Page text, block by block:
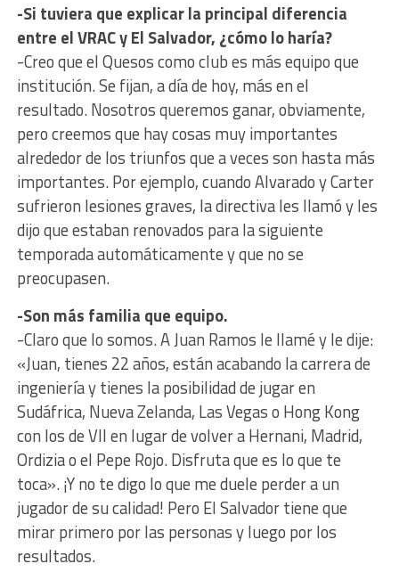
-Si tuviera que explicar la principal diferencia
entre el VRAC y El Salvador, ¿cómo lo haría?
-Creo que el Quesos como club es más equipo que
institución. Se fijan, a día de hoy, más en el
resultado. Nosotros queremos ganar, obviamente,
pero creemos que hay cosas muy importantes
alrededor de los triunfos que a veces son hasta más
importantes. Por ejemplo, cuando Alvarado y Carter
sufrieron lesiones graves, la directiva les llamó y les
dijo que estaban renovados para la siguiente
temporada automáticamente y que no se
preocupasen.
-Son más familia que equipo.
-Claro que lo somos. A Juan Ramos le llamé y le dije:
«Juan, tienes 22 años, están acabando la carrera de
ingeniería y tienes la posibilidad de jugar en
Sudáfrica, Nueva Zelanda, Las Vegas o Hong Kong
con los de VII en lugar de volver a Hernani, Madrid,
Ordizia o el Pepe Rojo. Disfruta que es lo que te
toca». ¡Y no te digo lo que me duele perder a un
jugador de su calidad! Pero El Salvador tiene que
mirar primero por las personas y luego por los
resultados.